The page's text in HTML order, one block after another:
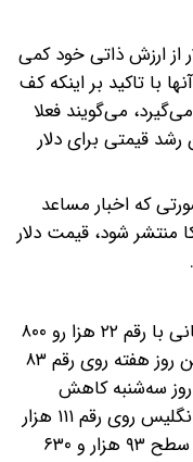
از ارزش ذاتی خود کمی
با تاکید بر اینکه کف
می‌گویند فعلا
قیمتی برای دلار
که اخبار مساعد
منتشر شود، قیمت دلار
قیمت درهم روز سه‌شنبه با رشد ۵۰ تومانی با رقم ۲۲ هزا رو ۸۰۰
تومانی معامله شد. قیمت تتر در پنجمین روز هفته روی رقم ۸۳
به روز سه‌شنبه کاهش
محدود ۵۰ تومانی داشت. قیمت پوند انگلیس روی رقم ۱۱۱ هزار
و ۱۹۰ تومانی ایستاد. قیمت یورو نیز در سطح ۹۳ هزار و ۶۳۰